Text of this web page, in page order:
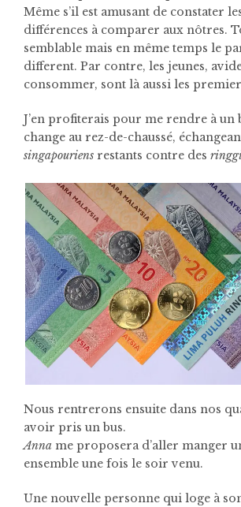
Même s’il est amusant de constater
différences à comparer aux nôtres.
semblable mais en même temps le
different. Par contre, les jeunes,
consommer, sont là aussi les
J’en profiterais pour me rendre à un
change au rez-de-chaussé,
singapouriens restants contre des
Nous rentrerons ensuite dans nos
avoir pris un bus.
Anna me proposera d’aller manger
ensemble une fois le soir venu.
Une nouvelle personne qui loge à